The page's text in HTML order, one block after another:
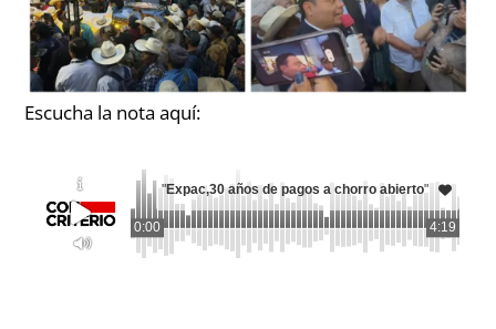
Escucha la nota aquí:
0:00 4:19
"Expac,30 años de pagos a chorro abierto"